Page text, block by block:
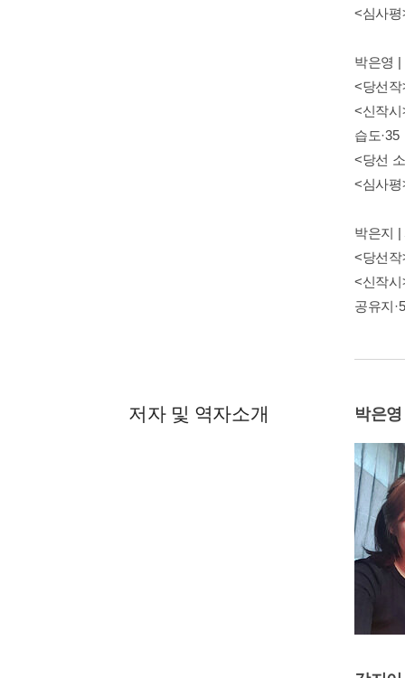
<심사평
박은영 |
<당선작
<신작시
습도·35
<당선
<심사평
박은지 |
<당선작
<신작시
공유지
저자 및 역자소개 박은영